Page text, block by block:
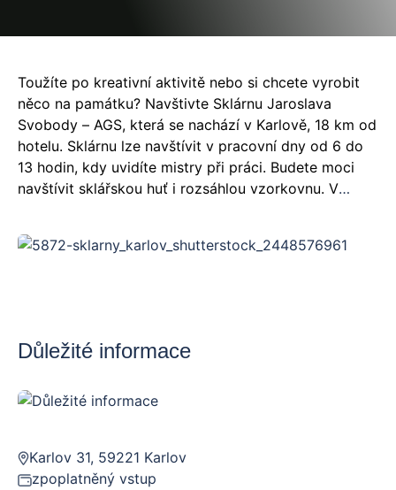
Toužíte po kreativní aktivitě nebo si chcete vyrobit
něco na památku? Navštivte Sklárnu Jaroslava
Svobody – AGS, která se nachází v Karlově, 18 km od
hotelu. Sklárnu lze navštívit v pracovní dny od 6 do
13 hodin, kdy uvidíte mistry při práci. Budete moci
navštívit sklářskou huť i rozsáhlou vzorkovnu. V
sklo. Je to super zážitek pro děti i dospělé!
Důležité informace
Karlov 31, 59221 Karlov
zpoplatněný vstup